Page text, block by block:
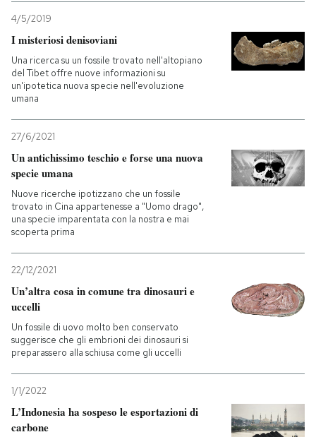
4/5/2019
I misteriosi denisoviani
Una ricerca su un fossile trovato nell'altopiano
del Tibet offre nuove informazioni su
un'ipotetica nuova specie nell'evoluzione
umana
27/6/2021
Un antichissimo teschio e forse una nuova
specie umana
Nuove ricerche ipotizzano che un fossile
trovato in Cina appartenesse a "Uomo drago",
una specie imparentata con la nostra e mai
scoperta prima
22/12/2021
Un’altra cosa in comune tra dinosauri e
uccelli
Un fossile di uovo molto ben conservato
suggerisce che gli embrioni dei dinosauri si
preparassero alla schiusa come gli uccelli
1/1/2022
L’Indonesia ha sospeso le esportazioni di
carbone